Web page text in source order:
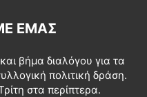
ΕΜΆΣ
βήμα διαλόγου για τα
πολιτική δράση.
στα περίπτερα.